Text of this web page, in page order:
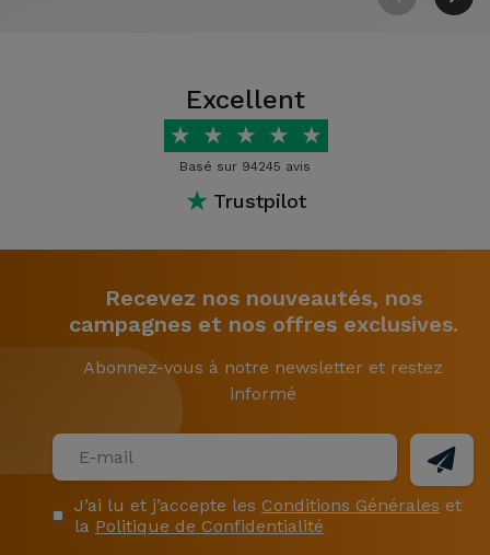
Excellent
★ ★ ★ ★ ★
Basé sur 94245 avis
★ Trustpilot
Recevez nos nouveautés, nos
campagnes et nos offres exclusives.
Abonnez-vous à notre newsletter et restez
informé
J’ai lu et j’accepte les Conditions Générales et
la Politique de Confidentialité